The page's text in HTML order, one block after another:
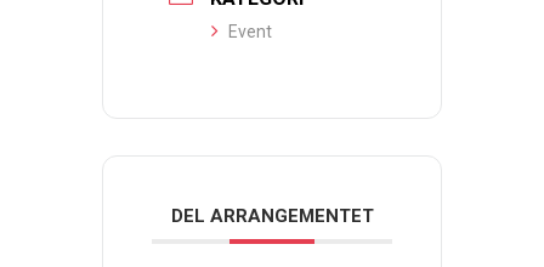
Event
DEL ARRANGEMENTET